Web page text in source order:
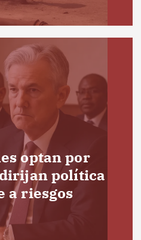
optan por
política
a riesgos